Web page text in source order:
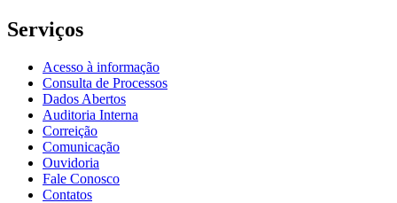
Serviços
Acesso à informação
Consulta de Processos
Dados Abertos
Auditoria Interna
Correição
Comunicação
Ouvidoria
Fale Conosco
Contatos